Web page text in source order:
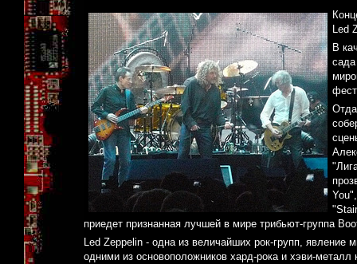
Led
В
приедет признанная лучшей в мире трибьют-группа
Led Zeppelin - одна из величайших рок-групп, явление
одними из основоположников хард-рока и хэви-